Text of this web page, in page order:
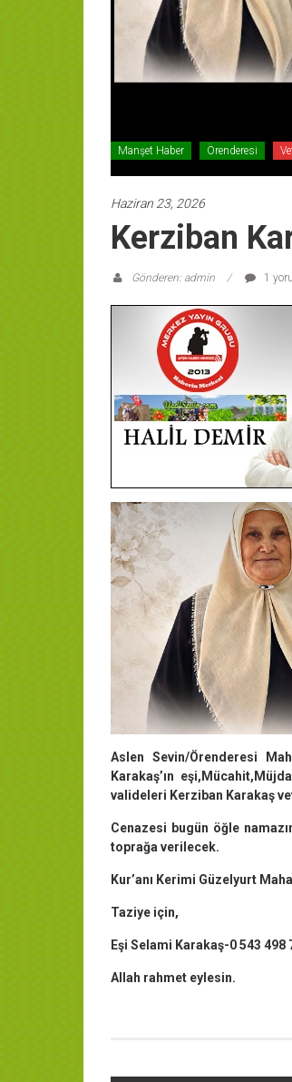
Manşet Haber Örenderesi
Haziran 23, 2026
Kerziban
Gönderen: admin 1
Aslen Sevin/Örenderesi
Karakaş’ın
valideleri Kerziban Karakaş
Cenazesi bugün öğle
toprağa verilecek.
Kur’anı Kerimi Güzelyurt
Taziye için,
Eşi Selami Karakaş-0 543 498
Allah rahmet eylesin.